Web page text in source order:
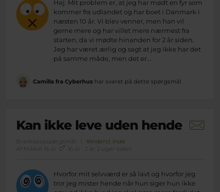
Hej. Mit problem er, at jeg har mødt en fyr som
kommer fra udlandet og har boet i Danmark i
næsten 10 år. Vi blev venner, men han vil
gerne mere og har villet mere nærmest fra
starten, da vi mødte hinanden for 2 år siden.
Jeg har været ærlig og sagt at jeg ikke har det
på samme måde, men det er...
Camilla fra Cyberhushar svaret på dette spørgsmål
Kan ikke leve uden hende
Brevkassespørgsmål
#Inderst inde
Af Mikkel 16 år
Hvorfor mit selvværd er så lavt og hvorfor jeg
tror jeg mister hende når hun siger hun ikke